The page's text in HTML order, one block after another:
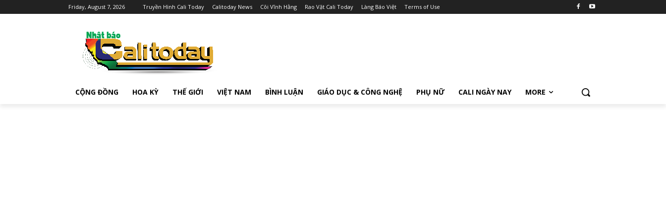
Friday, August 7, 2026 Truyền Hình Cali Today Calitoday News Cõi Vĩnh Hằng Rao Vặt Cali Today Làng Báo Việt Terms of Use
CỘNG ĐỒNG HOA KỲ THẾ GIỚI VIỆT NAM BÌNH LUẬN GIÁO DỤC & CÔNG NGHỆ PHỤ NỮ CALI NGÀY NAY MORE